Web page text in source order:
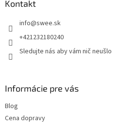
Kontakt
info@swee.sk
+421232180240
Sledujte nás aby vám nič neušlo
Informácie pre vás
Blog
Cena dopravy